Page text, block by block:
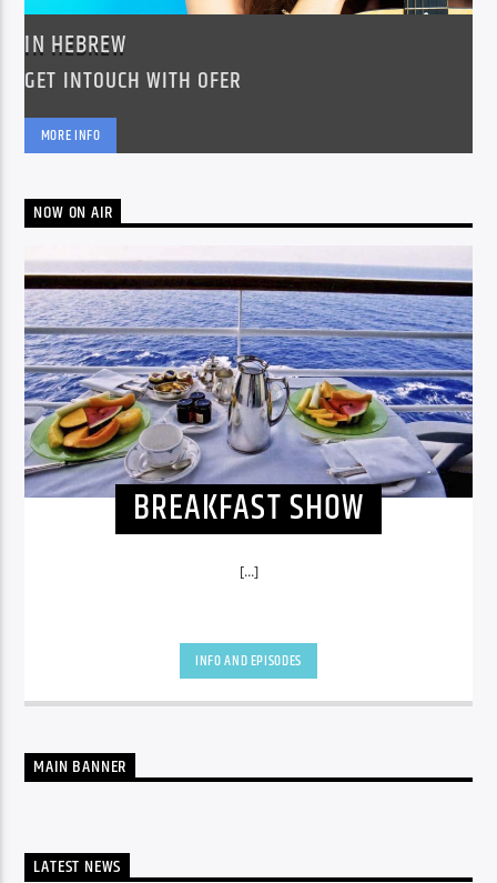
IN HEBREW
GET INTOUCH WITH OFER
MORE INFO
NOW ON AIR
BREAKFAST SHOW
[...]
INFO AND EPISODES
MAIN BANNER
LATEST NEWS